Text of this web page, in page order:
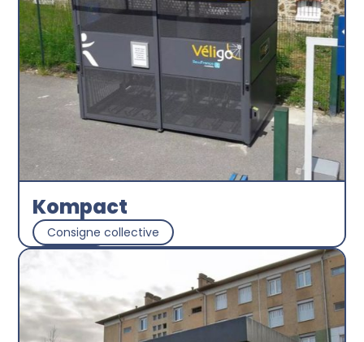
Kompact
Consigne collective
Découvrir